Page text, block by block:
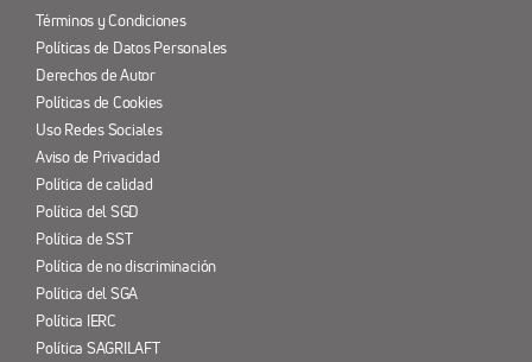
Términos y Condiciones
Políticas de Datos Personales
Derechos de Autor
Políticas de Cookies
Uso Redes Sociales
Aviso de Privacidad
Política de calidad
Política del SGD
Política de SST
Política de no discriminación
Política del SGA
Política IERC
Política SAGRILAFT